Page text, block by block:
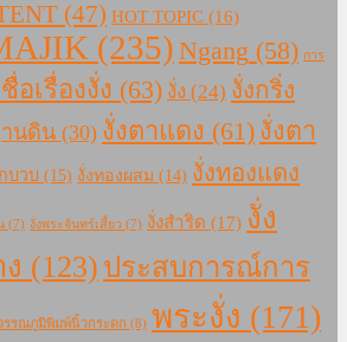
(47) HOT TOPIC (16)
(235) Ngang (58) การ
อเรื่องงั่ง (63) งั่ง (24) งั่งกริ่ง
านดิน (30) งั่งตาแดง (61) งั่งตา
บวบ (15) งั่งทองผสม (14) งั่งทองแดง
(7) งั่งพระจันทร์เสี้ยว (7) งั่งสำริด (17) งั่ง
(123) ประสบการณ์การ
รรณภูมิพิมพ์นิ้วกระดก (8) พระงั่ง (171)